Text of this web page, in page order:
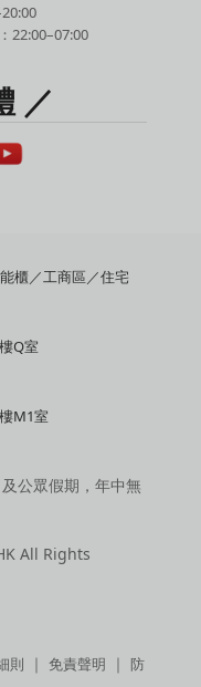
22:00–07:00
／
櫃／工商區／住宅
Q室
M1室
公眾假期，年中無
All Rights
則 ｜ 免責聲明 ｜ 防